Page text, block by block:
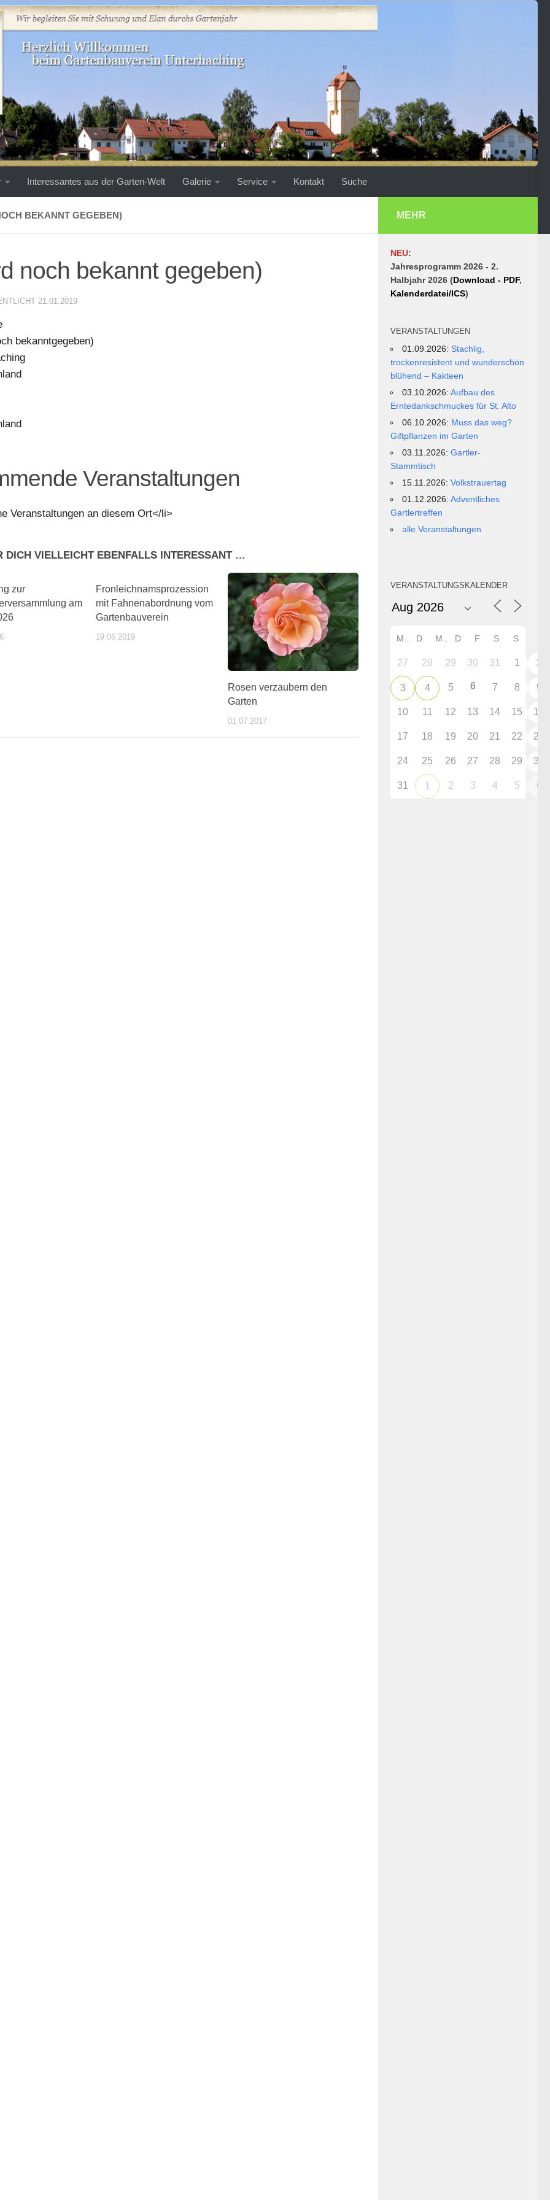
Interessantes aus der Garten-Welt Galerie Service Kontakt Suche
BEKANNT GEGEBEN)
noch bekannt gegeben)
21.01.2019
bekanntgegeben)
Veranstaltungen
Veranstaltungen an diesem Ort</li>
DICH VIELLEICHT EBENFALLS INTERESSANT …
zur
am
Fronleichnamsprozession
mit Fahnenabordnung vom
Gartenbauverein
19.06.2019
Rosen verzaubern den
Garten
01.07.2017
wochentipps/398228/index.php
wochentipps/398636/index.php
MEHR
NEU:
Jahresprogramm 2026 - 2.
Halbjahr 2026 (Download - PDF,
Kalenderdatei/ICS)
VERANSTALTUNGEN
01.09.2026: Stachlig,
trockenresistent und wunderschön
blühend – Kakteen
03.10.2026:Aufbau des
Erntedankschmuckes für St. Alto
06.10.2026: Muss das weg?
Giftpflanzen im Garten
03.11.2026:Gartler-
Stammtisch
15.11.2026:Volkstrauertag
01.12.2026:Adventliches
Gartlertreffen
alle Veranstaltungen
VERANSTALTUNGSKALENDER
D D F S S
27 28 29 30 31 1 2
3 4 5 6 7 8 9
10 11 12 13 14 15 16
17 18 19 20 21 22 23
24 25 26 27 28 29 30
31 1 2 3 4 5 6